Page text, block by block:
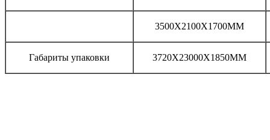
3500X2100X1700MM
Габариты упаковки 3720X23000X1850MM